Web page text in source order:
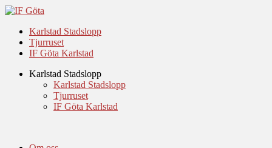
Karlstad Stadslopp
Tjurruset
IF Göta Karlstad
Karlstad Stadslopp
Karlstad Stadslopp
Tjurruset
IF Göta Karlstad